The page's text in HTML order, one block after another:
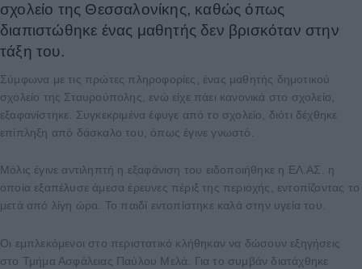
σχολείο της Θεσσαλονίκης, καθώς όπως
διαπιστώθηκε ένας μαθητής δεν βρισκόταν στην
τάξη του.
Σύμφωνα με τις πρώτες πληροφορίες, ένας μαθητής δημοτικού
σχολείο της Σταυρούπολης, ενώ είχε πάει κανονικά στο σχολείο,
εξαφανίστηκε. Συγκεκριμένα έφυγε από το σχολείο, διότι δέχθηκε
επίπληξη από δάσκαλο του, όπως έγινε γνωστό.
Μόλις έγινε αντιληπτή η εξαφάνιση του ειδοποιήθηκε η ΕΛ.ΑΣ. η
οποία εξαπέλυσε άμεσα έρευνες πέριξ της περιοχής, εντοπίζοντας το
μετά από λίγη ώρα. Το παιδί εντοπίστηκε καλά στην υγεία του.
Οι εμπλεκόμενοι στο περιστατικό κλήθηκαν να δώσουν εξηγήσεις
στο Τμήμα Ασφάλειας Παύλου Μελά. Για το συμβάν διατάχθηκε